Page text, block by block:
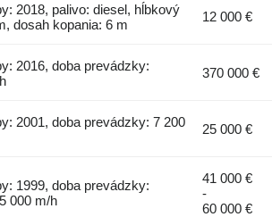
2018, palivo: diesel, hĺbkový
dosah kopania: 6 m
12 000 €
2016, doba prevádzky:
370 000 €
2001, doba prevádzky: 7 200
25 000 €
1999, doba prevádzky:
000 m/h
41 000 €
-
60 000 €